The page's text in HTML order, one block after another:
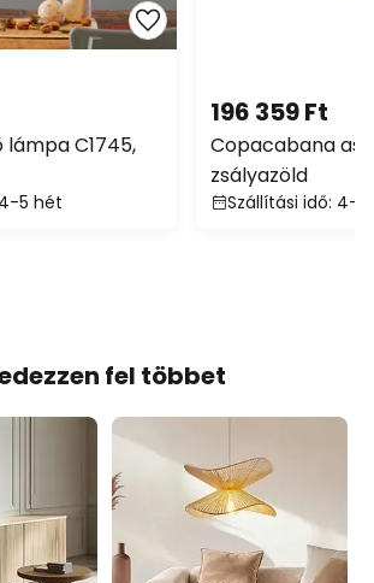
C1745,
5 hét
196 359 Ft
Copacabana
zsályazöld
Szállítási idő: 4-
fel többet